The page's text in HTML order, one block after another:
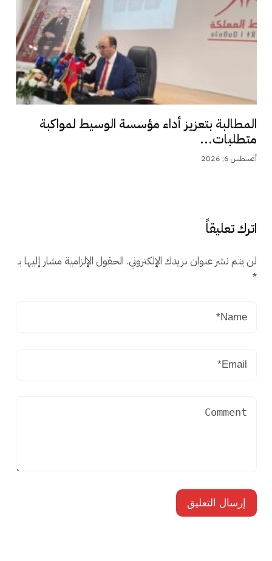
المطالبة بتعزيز أداء مؤسسة الوسيط لمواكبة
متطلبات...
أغسطس 6, 2026
اترك تعليقاً
لن يتم نشر عنوان بريدك الإلكتروني. الحقول الإلزامية مشار إليها بـ
*